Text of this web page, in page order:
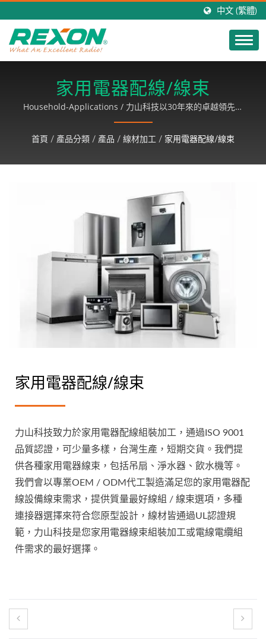
中文 (繁體)
家用電器配線/線束
Household-Applications / 力山科技以30年來的卓越領先科
技，研發出超高品質之對講機產品，行銷全球，以客戶滿意為
基礎，致力成長、永續經營。
首頁 / 產品分類 / 產品 / 線材加工 / 家用電器配線/線束
家用電器配線/線束
力山科技致力於家用電器配線組裝加工，通過ISO 9001
品質認證，可少量多樣，台灣生產，短期交貨。我們提
供各種家用電器線束，包括吊扇、淨水器、飲水機等。
我們會以專業OEM / ODM代工製造滿足您的家用電器配
線設備線束需求，提供質量最好線組 / 線束選項，多種
連接器選擇來符合您原型設計，線材皆通過UL認證規
範，力山科技是您家用電器線束組裝加工或電線電纜組
件需求的最好選擇。